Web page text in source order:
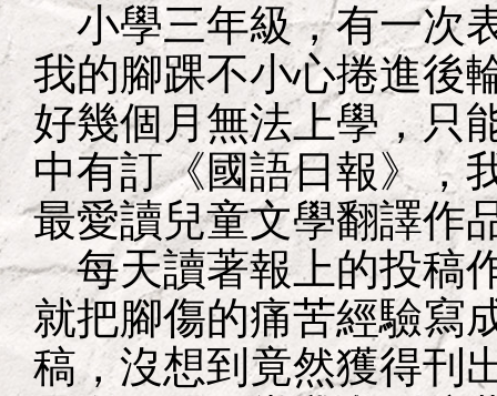
小學三年級，有一次
我的腳踝不小心捲進後
好幾個月無法上學，只
中有訂《國語日報》，
最愛讀兒童文學翻譯作
每天讀著報上的投稿
就把腳傷的痛苦經驗寫
稿，沒想到竟然獲得刊